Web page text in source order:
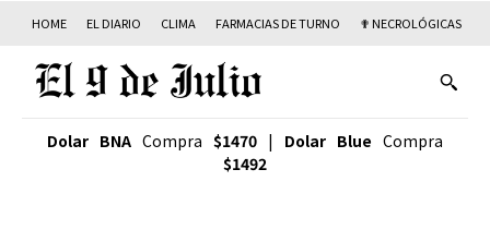
HOME EL DIARIO CLIMA FARMACIAS DE TURNO ✟ NECROLÓGICAS
Dolar BNA Compra $1470 | Dolar Blue Compra
$1492